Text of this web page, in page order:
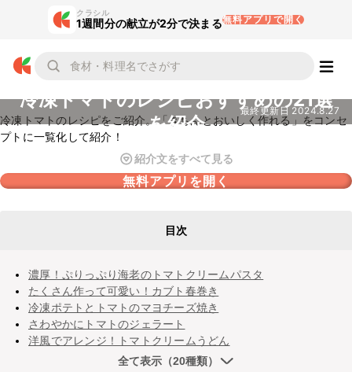
クラシル
1週間分の献立が2分で決まる無料アプリで開く
冷凍トマトのレシピおすすめの21選
を紹介
最終更新日 2024.8.27
冷凍トマトのレシピをご紹介。「きちんとおいしく作れる」をコンセ
プトに一覧化して紹介！
紹介文をすべて見る
無料アプリを開く
目次
濃厚！ぷりっぷり海老のトマトクリームパスタ
たくさん作って可愛い！カブト春巻き
冷凍ポテトとトマトのマヨチーズ焼き
さわやかにトマトのジェラート
洋風でアレンジ！トマトクリームうどん
全て表示（20種類）